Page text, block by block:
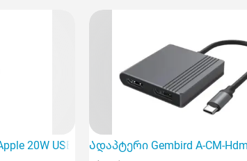
20W USB-C Power Adapter (Mhje3Zm/A)
Ადაპტერი Gembird A-CM-